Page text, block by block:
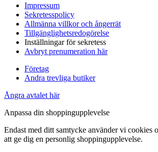
Impressum
Sekretesspolicy
Allmänna villkor och ångerrät
Tillgänglighetsredogörelse
Inställningar för sekretess
Avbryt prenumeration här
Företag
Andra trevliga butiker
Ångra avtalet här
Anpassa din shoppingupplevelse
Endast med ditt samtycke använder vi cookies
att ge dig en personlig shoppingupplevelse.